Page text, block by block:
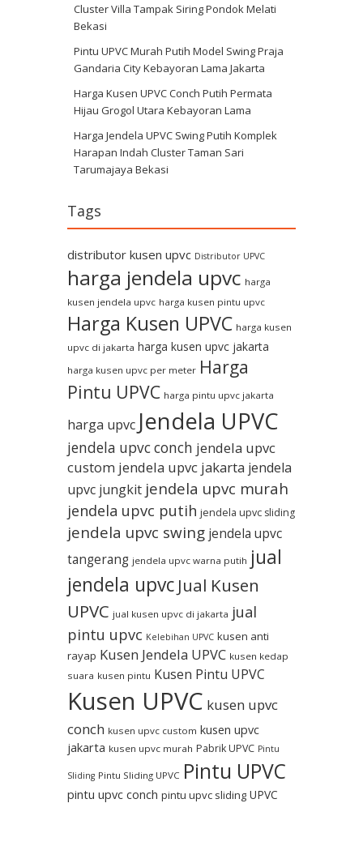
Cluster Villa Tampak Siring Pondok Melati
Bekasi
Pintu UPVC Murah Putih Model Swing Praja
Gandaria City Kebayoran Lama Jakarta
Harga Kusen UPVC Conch Putih Permata
Hijau Grogol Utara Kebayoran Lama
Harga Jendela UPVC Swing Putih Komplek
Harapan Indah Cluster Taman Sari
Tarumajaya Bekasi
Tags
distributor kusen upvc Distributor UPVC
harga jendela upvc harga
kusen jendela upvc harga kusen pintu upvc
Harga Kusen UPVC harga kusen
upvc di jakarta harga kusen upvc jakarta
harga kusen upvc per meter Harga
Pintu UPVC harga pintu upvc jakarta
harga upvc Jendela UPVC
jendela upvc conch jendela upvc
custom jendela upvc jakarta jendela
upvc jungkit jendela upvc murah
jendela upvc putih jendela upvc sliding
jendela upvc swing jendela upvc
tangerang jendela upvc warna putih jual
jendela upvc Jual Kusen
UPVC jual kusen upvc di jakarta jual
pintu upvc Kelebihan UPVC kusen anti
rayap Kusen Jendela UPVC kusen kedap
suara kusen pintu Kusen Pintu UPVC
Kusen UPVC kusen upvc
conch kusen upvc custom kusen upvc
jakarta kusen upvc murah Pabrik UPVC Pintu
Sliding Pintu Sliding UPVC Pintu UPVC
pintu upvc conch pintu upvc sliding UPVC